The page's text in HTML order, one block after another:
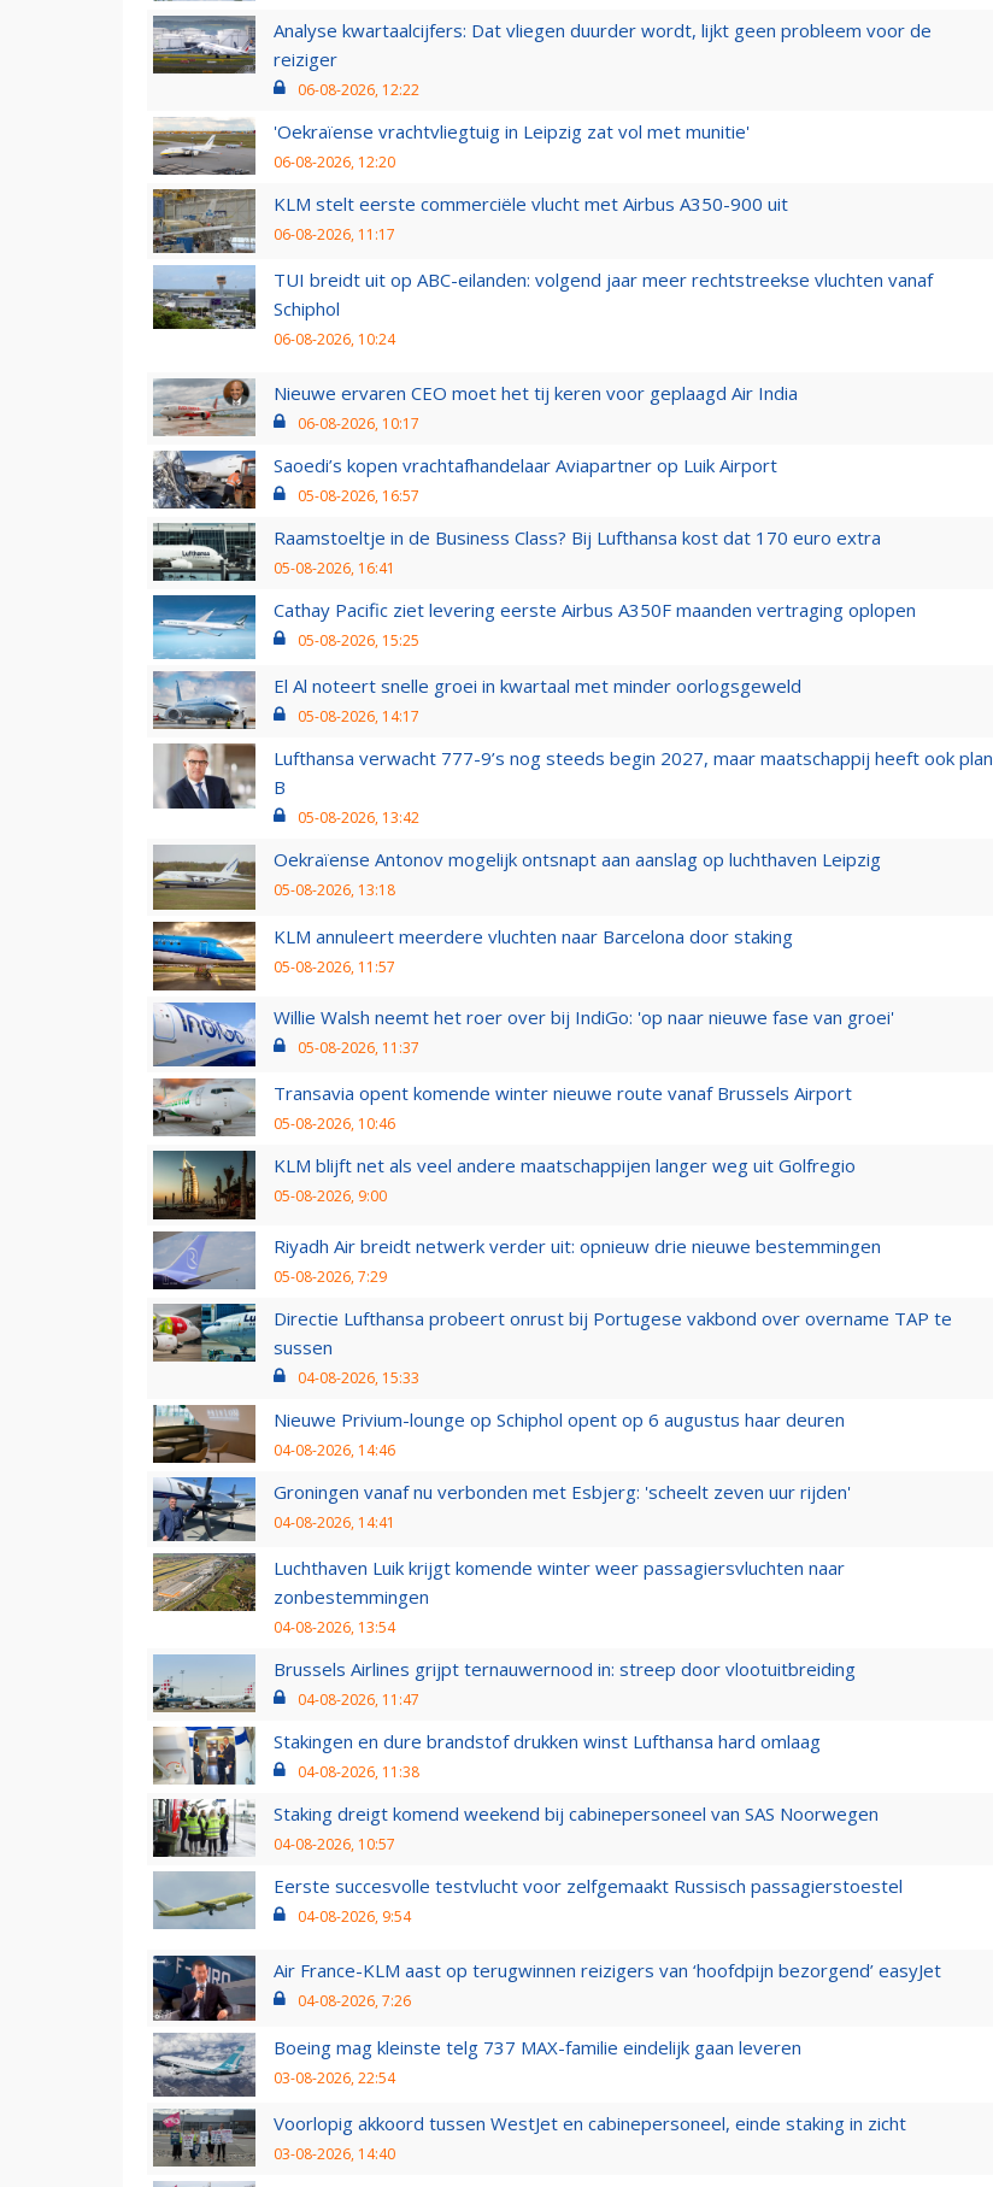
Analyse kwartaalcijfers: Dat vliegen duurder wordt, lijkt geen probleem voor de
reiziger
06-08-2026, 12:22
'Oekraïense vrachtvliegtuig in Leipzig zat vol met munitie'
06-08-2026, 12:20
KLM stelt eerste commerciële vlucht met Airbus A350-900 uit
06-08-2026, 11:17
TUI breidt uit op ABC-eilanden: volgend jaar meer rechtstreekse vluchten vanaf
Schiphol
06-08-2026, 10:24
Nieuwe ervaren CEO moet het tij keren voor geplaagd Air India
06-08-2026, 10:17
Saoedi’s kopen vrachtafhandelaar Aviapartner op Luik Airport
05-08-2026, 16:57
Raamstoeltje in de Business Class? Bij Lufthansa kost dat 170 euro extra
05-08-2026, 16:41
Cathay Pacific ziet levering eerste Airbus A350F maanden vertraging oplopen
05-08-2026, 15:25
El Al noteert snelle groei in kwartaal met minder oorlogsgeweld
05-08-2026, 14:17
Lufthansa verwacht 777-9’s nog steeds begin 2027, maar maatschappij heeft ook plan
B
05-08-2026, 13:42
Oekraïense Antonov mogelijk ontsnapt aan aanslag op luchthaven Leipzig
05-08-2026, 13:18
KLM annuleert meerdere vluchten naar Barcelona door staking
05-08-2026, 11:57
Willie Walsh neemt het roer over bij IndiGo: 'op naar nieuwe fase van groei'
05-08-2026, 11:37
Transavia opent komende winter nieuwe route vanaf Brussels Airport
05-08-2026, 10:46
KLM blijft net als veel andere maatschappijen langer weg uit Golfregio
05-08-2026, 9:00
Riyadh Air breidt netwerk verder uit: opnieuw drie nieuwe bestemmingen
05-08-2026, 7:29
Directie Lufthansa probeert onrust bij Portugese vakbond over overname TAP te
sussen
04-08-2026, 15:33
Nieuwe Privium-lounge op Schiphol opent op 6 augustus haar deuren
04-08-2026, 14:46
Groningen vanaf nu verbonden met Esbjerg: 'scheelt zeven uur rijden'
04-08-2026, 14:41
Luchthaven Luik krijgt komende winter weer passagiersvluchten naar
zonbestemmingen
04-08-2026, 13:54
Brussels Airlines grijpt ternauwernood in: streep door vlootuitbreiding
04-08-2026, 11:47
Stakingen en dure brandstof drukken winst Lufthansa hard omlaag
04-08-2026, 11:38
Staking dreigt komend weekend bij cabinepersoneel van SAS Noorwegen
04-08-2026, 10:57
Eerste succesvolle testvlucht voor zelfgemaakt Russisch passagierstoestel
04-08-2026, 9:54
Air France-KLM aast op terugwinnen reizigers van ‘hoofdpijn bezorgend’ easyJet
04-08-2026, 7:26
Boeing mag kleinste telg 737 MAX-familie eindelijk gaan leveren
03-08-2026, 22:54
Voorlopig akkoord tussen WestJet en cabinepersoneel, einde staking in zicht
03-08-2026, 14:40